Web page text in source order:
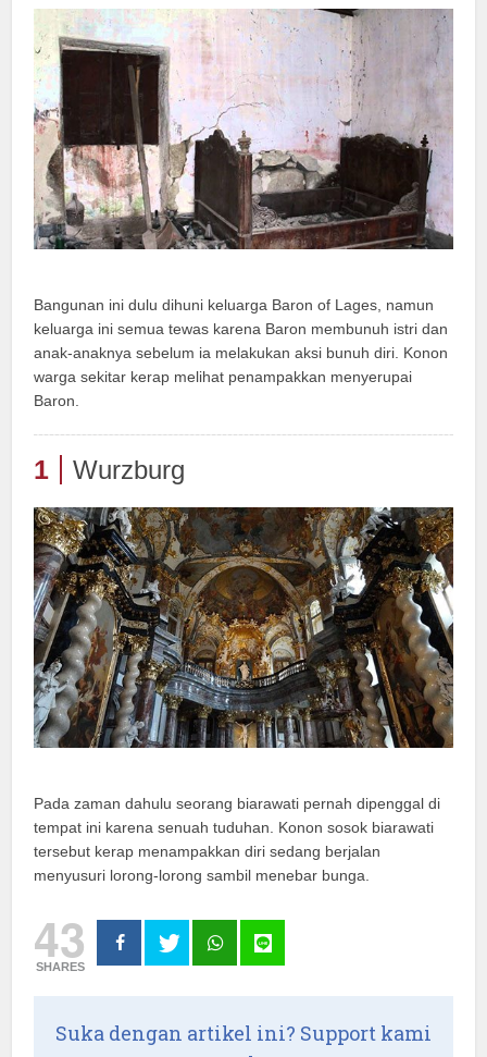
Bangunan ini dulu dihuni keluarga Baron of Lages, namun
keluarga ini semua tewas karena Baron membunuh istri dan
anak-anaknya sebelum ia melakukan aksi bunuh diri. Konon
warga sekitar kerap melihat penampakkan menyerupai
Baron.
1 Wurzburg
Pada zaman dahulu seorang biarawati pernah dipenggal di
tempat ini karena senuah tuduhan. Konon sosok biarawati
tersebut kerap menampakkan diri sedang berjalan
menyusuri lorong-lorong sambil menebar bunga.
43
SHARES
Suka dengan artikel ini? Support kami